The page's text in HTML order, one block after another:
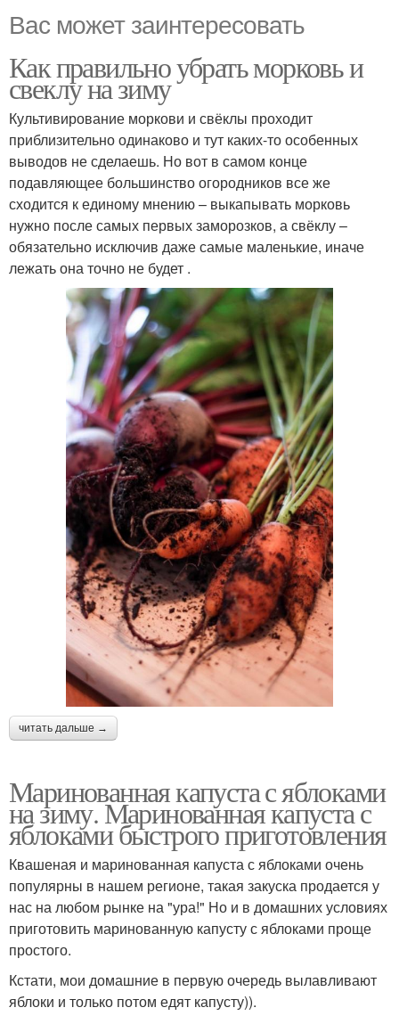
Вас может заинтересовать
Как правильно убрать морковь и
свеклу на зиму
Культивирование моркови и свёклы проходит
приблизительно одинаково и тут каких-то особенных
выводов не сделаешь. Но вот в самом конце
подавляющее большинство огородников все же
сходится к единому мнению – выкапывать морковь
нужно после самых первых заморозков, а свёклу –
обязательно исключив даже самые маленькие, иначе
лежать она точно не будет .
читать дальше →
Маринованная капуста с яблоками
на зиму. Маринованная капуста с
яблоками быстрого приготовления
Квашеная и маринованная капуста с яблоками очень
популярны в нашем регионе, такая закуска продается у
нас на любом рынке на "ура!" Но и в домашних условиях
приготовить маринованную капусту с яблоками проще
простого.
Кстати, мои домашние в первую очередь вылавливают
яблоки и только потом едят капусту)).